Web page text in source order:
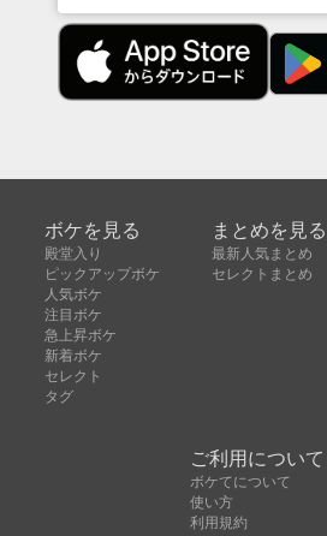
ボケを見る
殿堂入り
ピックアップボケ
人気ボケ
注目ボケ
急上昇ボケ
新着ボケ
セレクト
タグ
まとめを見る
最新人気まとめ
セレクトまとめ
ご利用について
ボケてについて
使い方
利用規約